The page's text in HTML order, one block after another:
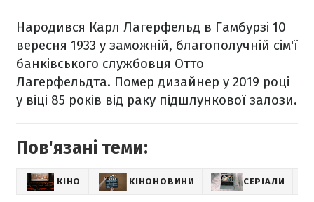
Народився Карл Лагерфельд в Гамбурзі 10
вересня 1933 у заможній, благополучній сім'ї
банківського службовця Отто
Лагерфельдта. Помер дизайнер у 2019 році
у віці 85 років від раку підшлункової залози.
Пов'язані теми:
КІНО КІНОНОВИНИ СЕРІАЛИ